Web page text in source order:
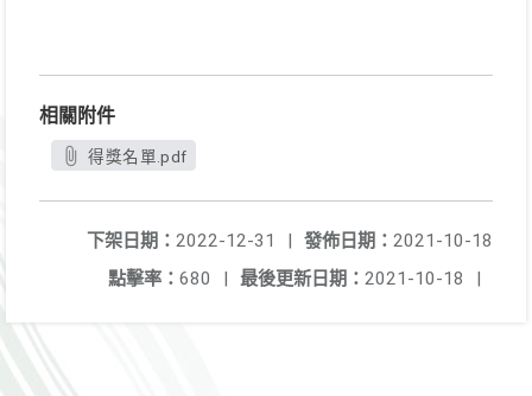
相關附件
得獎名單.pdf
發佈日期： 2021-10-18
下架日期： 2022-12-31
最後更新日期： 2021-10-18
點擊率： 680